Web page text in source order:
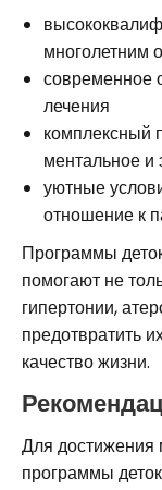
многолетним
современное
лечения
комплексный
ментальное и
уютные
отношение к
Программы
помогают не
гипертонии,
предотвратить
качество жизни.
Для достижения
программы